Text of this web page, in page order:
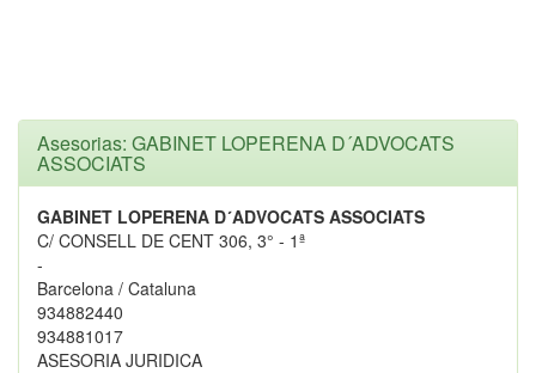
Asesorias: GABINET LOPERENA D´ADVOCATS
ASSOCIATS
GABINET LOPERENA D´ADVOCATS ASSOCIATS
C/ CONSELL DE CENT 306, 3° - 1ª
-
Barcelona / Cataluna
934882440
934881017
ASESORIA JURIDICA